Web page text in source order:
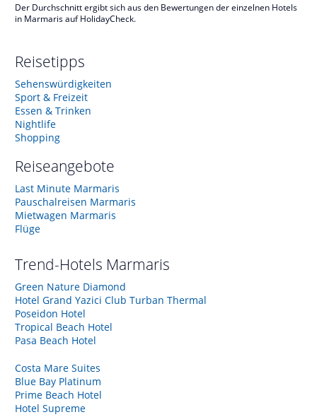
Der Durchschnitt ergibt sich aus den Bewertungen der einzelnen Hotels
in Marmaris auf HolidayCheck.
Reisetipps
Sehenswürdigkeiten
Sport & Freizeit
Essen & Trinken
Nightlife
Shopping
Reiseangebote
Last Minute Marmaris
Pauschalreisen Marmaris
Mietwagen Marmaris
Flüge
Trend-Hotels Marmaris
Green Nature Diamond
Hotel Grand Yazici Club Turban Thermal
Poseidon Hotel
Tropical Beach Hotel
Pasa Beach Hotel
Costa Mare Suites
Blue Bay Platinum
Prime Beach Hotel
Hotel Supreme